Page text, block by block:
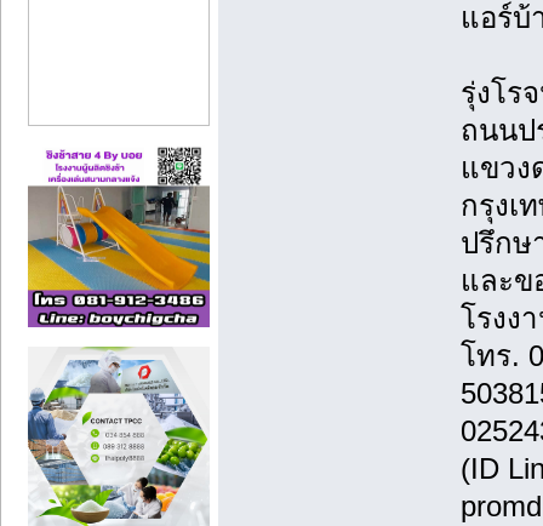
แอร์บ้
รุ่งโร
ถนนป
แขวง
กรุงเ
ปรึกษ
และข
โรงง
โทร.
(ID